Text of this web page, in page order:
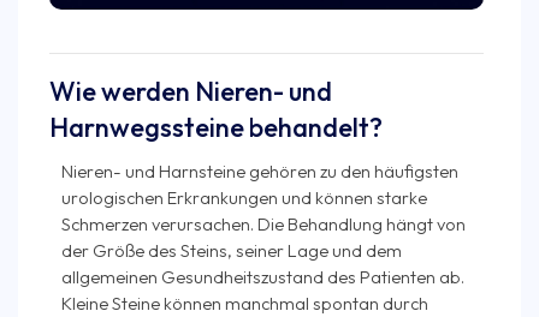
Wie werden Nieren- und
Harnwegssteine behandelt?
Nieren- und Harnsteine gehören zu den häufigsten
urologischen Erkrankungen und können starke
Schmerzen verursachen. Die Behandlung hängt von
der Größe des Steins, seiner Lage und dem
allgemeinen Gesundheitszustand des Patienten ab.
Kleine Steine können manchmal spontan durch